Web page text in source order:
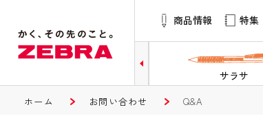
商品情報 特集
サラサ
ホーム お問い合わせ Q&A